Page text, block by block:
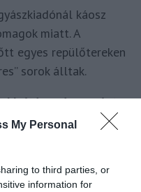
My Personal
to third parties, or
information for
káosz
miatt. A
egyes repülőtereken
sorok álltak.
légitársaság szerint
tartó járaton egy
éles személyzet
felügyelet…